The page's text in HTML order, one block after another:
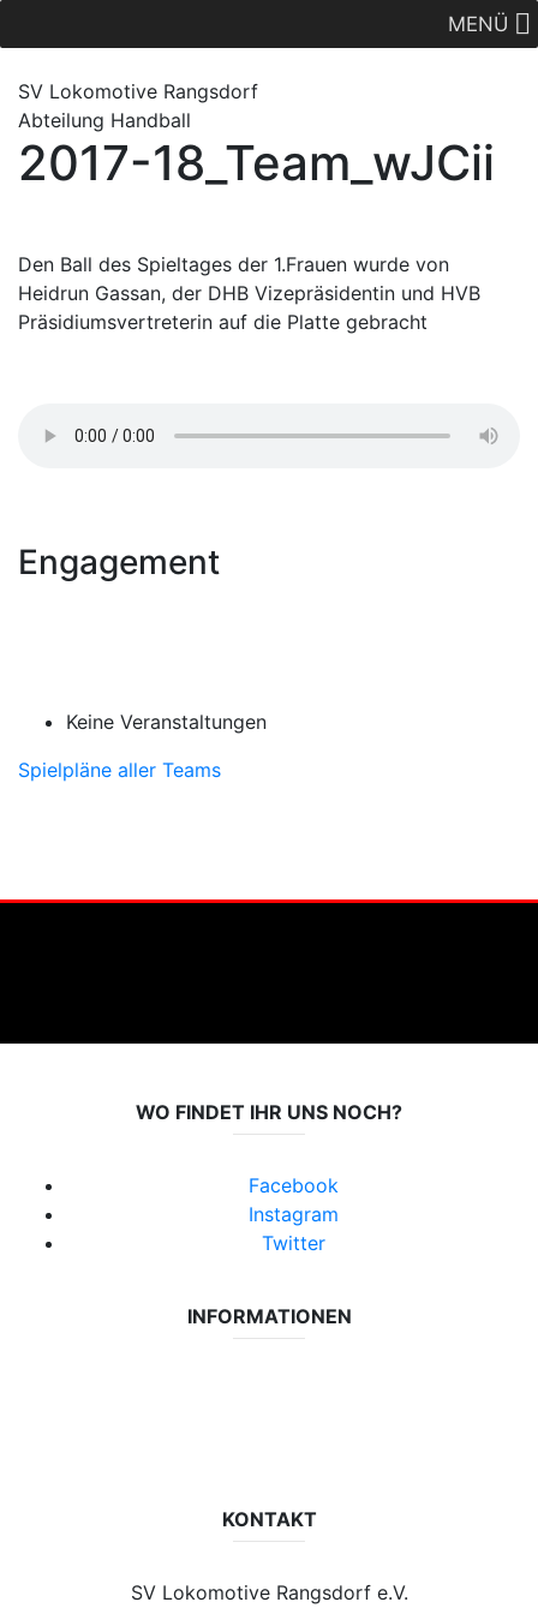
MENÜ
SV Lokomotive Rangsdorf
Abteilung Handball
2017-18_Team_wJCii
Den Ball des Spieltages der 1.Frauen wurde von
Heidrun Gassan, der DHB Vizepräsidentin und HVB
Präsidiumsvertreterin auf die Platte gebracht
Engagement
Keine Veranstaltungen
Spielpläne aller Teams
WO FINDET IHR UNS NOCH?
Facebook
Instagram
Twitter
INFORMATIONEN
KONTAKT
SV Lokomotive Rangsdorf e.V.